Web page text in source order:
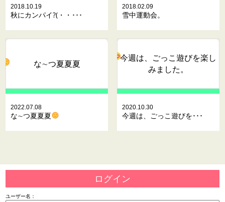
2018.10.19
秋にカンパイ?(・・･･･
2018.02.09
雪中運動会。
な∼つ夏夏夏
2022.07.08
な∼つ夏夏夏
今週は、ごっこ遊びを楽し
みました。
2020.10.30
今週は、ごっこ遊びを･･･
ログイン
ユーザー名：